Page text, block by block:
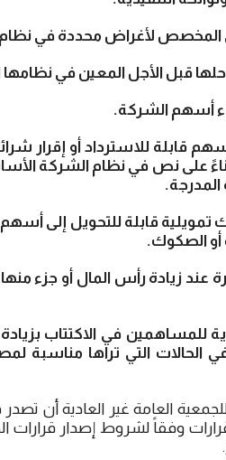
قابلة للاسترداد أو إقرار
على نص في نظام الشركة
تمويلية قابلة للتحويل إلى
أو الصكوك.
زيادة رأس المال أو جزء
للمساهمين في الاكتتاب
في الحالات التي تراها
العامة غير العادية أن
وفقاً لشروط إصدار قرارات